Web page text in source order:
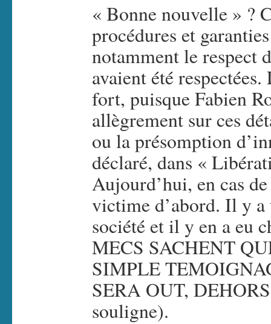
« Bonne nouvelle » ?
procédures et
notamment le respect
avaient été respectées.
fort, puisque Fabien
allègrement sur ces
ou la présomption
déclaré, dans «
Aujourd’hui, en cas
victime d’abord. Il y a
société et il y en a eu
MECS SACHENT
SIMPLE
SERA OUT,
souligne).